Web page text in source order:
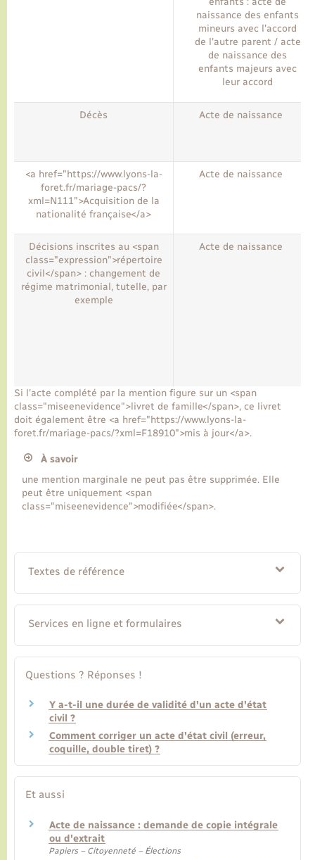
naissance des enfants
mineurs avec l'accord
de l'autre parent / acte
de naissance des
enfants majeurs avec
leur accord
Décès Acte de naissance
<a href="https://www.lyons-la-
foret.fr/mariage-pacs/?
xml=N111">Acquisition de la
nationalité française</a>
Acte de naissance
Décisions inscrites au <span
class="expression">répertoire
civil</span> : changement de
régime matrimonial, tutelle, par
exemple
Acte de naissance
Si l'acte complété par la mention figure sur un <span
class="miseenevidence">livret de famille</span>, ce livret
doit également être <a href="https://www.lyons-la-
foret.fr/mariage-pacs/?xml=F18910">mis à jour</a>.
À savoir
une mention marginale ne peut pas être supprimée. Elle
peut être uniquement <span
class="miseenevidence">modifiée</span>.
Textes de référence
Services en ligne et formulaires
Questions ? Réponses !
Y a-t-il une durée de validité d'un acte d'état
civil ?
Comment corriger un acte d'état civil (erreur,
coquille, double tiret) ?
Et aussi
Acte de naissance : demande de copie intégrale
ou d'extrait
Papiers – Citoyenneté – Élections